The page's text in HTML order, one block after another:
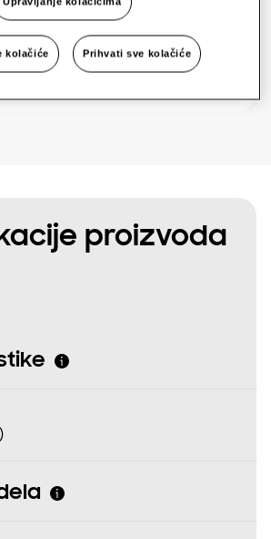
Pronađite instalatera
proizvoda
kolačiće Prihvati sve kolačiće